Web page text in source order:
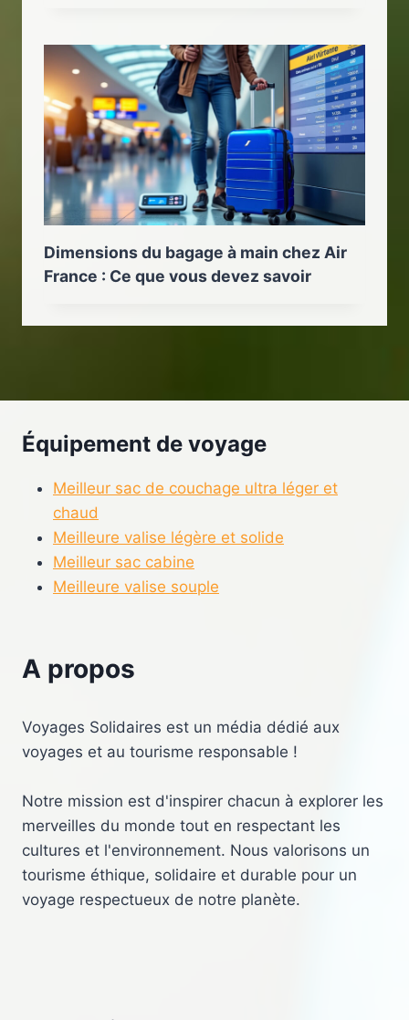
Dimensions du bagage à main chez Air
France : Ce que vous devez savoir
Équipement de voyage
Meilleur sac de couchage ultra léger et
chaud
Meilleure valise légère et solide
Meilleur sac cabine
Meilleure valise souple
A propos
Voyages Solidaires est un média dédié aux
voyages et au tourisme responsable !
Notre mission est d'inspirer chacun à explorer les
merveilles du monde tout en respectant les
cultures et l'environnement. Nous valorisons un
tourisme éthique, solidaire et durable pour un
voyage respectueux de notre planète.